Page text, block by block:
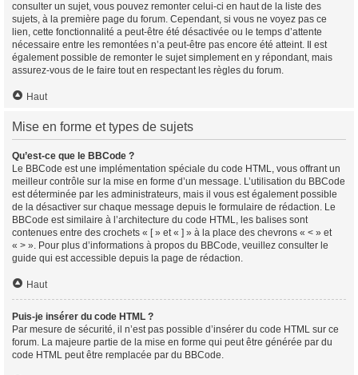
consulter un sujet, vous pouvez remonter celui-ci en haut de la liste des
sujets, à la première page du forum. Cependant, si vous ne voyez pas ce
lien, cette fonctionnalité a peut-être été désactivée ou le temps d’attente
nécessaire entre les remontées n’a peut-être pas encore été atteint. Il est
également possible de remonter le sujet simplement en y répondant, mais
assurez-vous de le faire tout en respectant les règles du forum.
Haut
Mise en forme et types de sujets
Qu’est-ce que le BBCode ?
Le BBCode est une implémentation spéciale du code HTML, vous offrant un
meilleur contrôle sur la mise en forme d’un message. L’utilisation du BBCode
est déterminée par les administrateurs, mais il vous est également possible
de la désactiver sur chaque message depuis le formulaire de rédaction. Le
BBCode est similaire à l’architecture du code HTML, les balises sont
contenues entre des crochets « [ » et « ] » à la place des chevrons « < » et
« > ». Pour plus d’informations à propos du BBCode, veuillez consulter le
guide qui est accessible depuis la page de rédaction.
Haut
Puis-je insérer du code HTML ?
Par mesure de sécurité, il n’est pas possible d’insérer du code HTML sur ce
forum. La majeure partie de la mise en forme qui peut être générée par du
code HTML peut être remplacée par du BBCode.